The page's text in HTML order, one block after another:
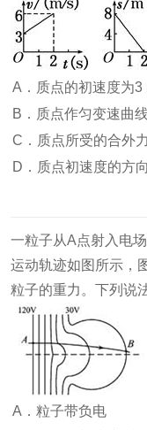
A．质点的初速度为3
B．质点作匀变速曲
C．质点所受的合外
D．质点初速度的方
一粒子从A点射入电
运动轨迹如图所示，
粒子的重力。下列说
A．粒子带负电